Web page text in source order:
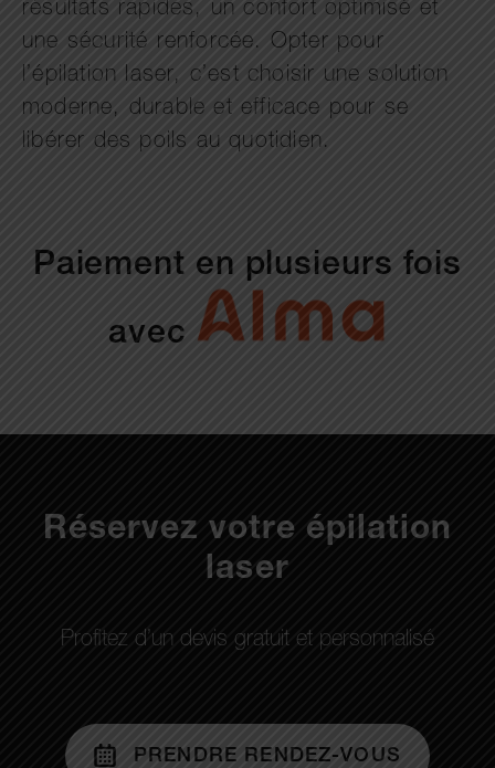
résultats rapides, un confort optimisé et
une sécurité renforcée. Opter pour
l’épilation laser, c’est choisir une solution
moderne, durable et efficace pour se
libérer des poils au quotidien.
Paiement en plusieurs fois
avec
Réservez votre épilation
laser
Profitez d’un devis gratuit et personnalisé
PRENDRE RENDEZ-VOUS